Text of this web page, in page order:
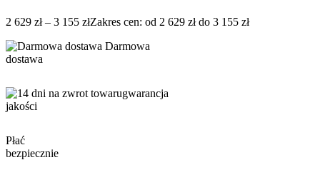
2 629 zł – 3 155 złZakres cen: od 2 629 zł do 3 155 zł
Darmowa
dostawa
gwarancja
jakości
Płać
bezpiecznie